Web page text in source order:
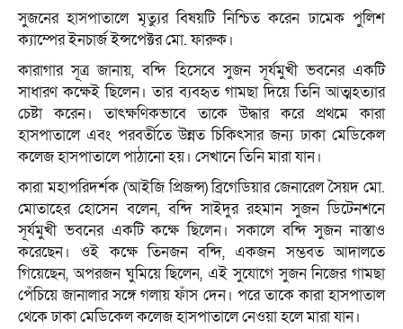
সুজনের হাসপাতালে মৃত্যুর বিষয়টি নিশ্চিত করেন ঢামেক পুলিশ
ক্যাম্পের ইনচার্জ ইন্সপেক্টর মো. ফারুক।
কারাগার সূত্র জানায়, বন্দি হিসেবে সুজন সূর্যমুখী ভবনের একটি
সাধারণ কক্ষেই ছিলেন। তার ব‍্যবহৃত গামছা দিয়ে তিনি আত্মহত্যার
চেষ্টা করেন। তাৎক্ষণিকভাবে তাকে উদ্ধার করে প্রথমে কারা
হাসপাতালে এবং পরবর্তীতে উন্নত চিকিৎসার জন্য ঢাকা মেডিকেল
কলেজ হাসপাতালে পাঠানো হয়। সেখানে তিনি মারা যান।
কারা মহাপরিদর্শক (আইজি প্রিজন্স) ব্রিগেডিয়ার জেনারেল সৈয়দ মো.
মোতাহের হোসেন বলেন, বন্দি সাইদুর রহমান সুজন ডিটেনশনে
সূর্যমুখী ভবনের একটি কক্ষে ছিলেন। সকালে বন্দি সুজন নাস্তাও
করেছেন। ওই কক্ষে তিনজন বন্দি, একজন সম্ভবত আদালতে
গিয়েছেন, অপরজন ঘুমিয়ে ছিলেন, এই সুযোগে সুজন নিজের গামছা
পেঁচিয়ে জানালার সঙ্গে গলায় ফাঁস দেন। পরে তাকে কারা হাসপাতাল
থেকে ঢাকা মেডিকেল কলেজ হাসপাতালে নেওয়া হলে মারা যান।